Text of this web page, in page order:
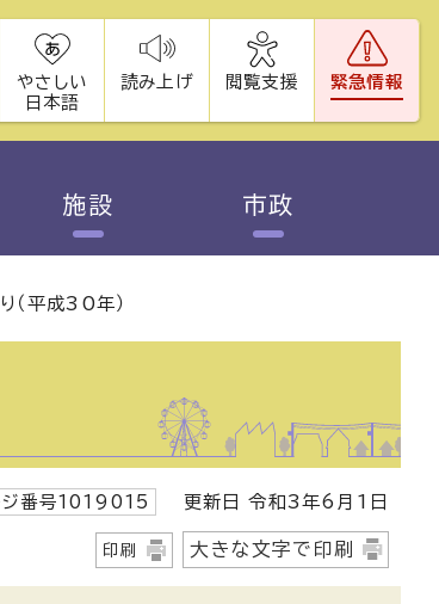
やさしい
日本語
読み上げ 閲覧支援 緊急情報
施設 市政
（平成30年）
ジ番号1019015 更新日 令和3年6月1日
印刷 大きな文字で印刷